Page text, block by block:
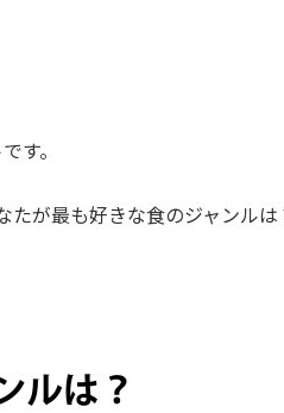
す。
が最も好きな食のジャンル